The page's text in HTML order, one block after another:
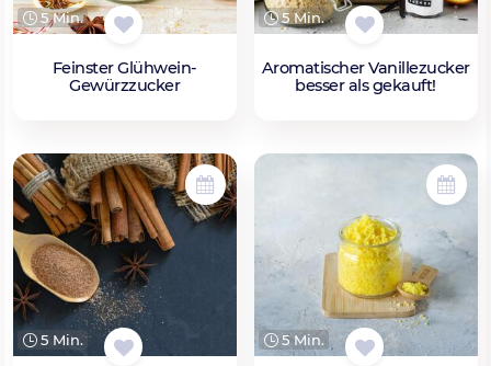
5 Min.
Feinster Glühwein-
Gewürzzucker
5 Min.
Aromatischer Vanillezucker
besser als gekauft!
5 Min. 5 Min.